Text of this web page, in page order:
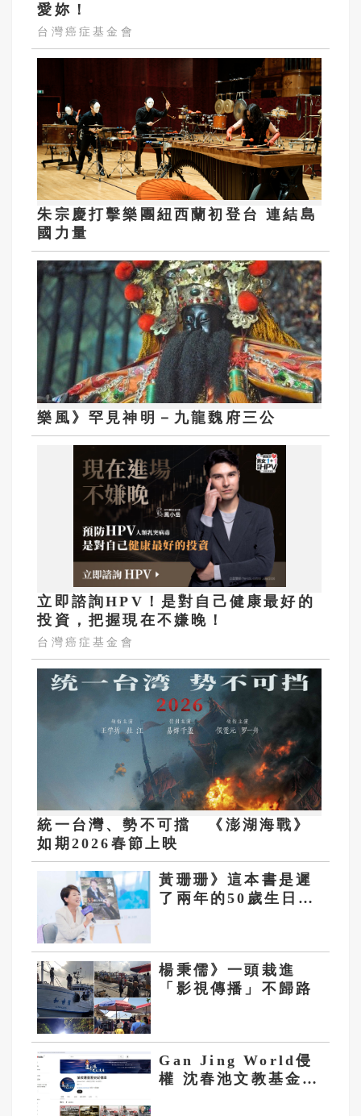
愛妳！
台灣癌症基金會
朱宗慶打擊樂團紐西蘭初登台 連結島
國力量
樂風》罕見神明－九龍魏府三公
立即諮詢HPV！是對自己健康最好的
投資，把握現在不嫌晚！
台灣癌症基金會
統一台灣、勢不可擋 《澎湖海戰》
如期2026春節上映
黃珊珊》這本書是遲
了兩年的50歲生日禮
楊秉儒》一頭栽進
「影視傳播」不歸路
Gan Jing World侵
權 沈春池文教基金會